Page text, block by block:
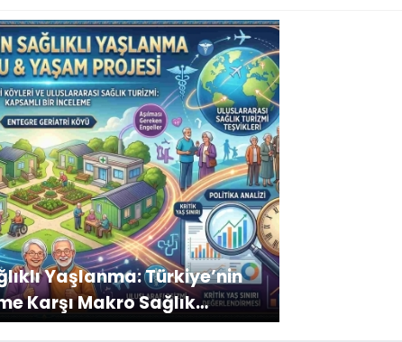
Yaşlanma: Türkiye’nin
Karşı Makro Sağlık